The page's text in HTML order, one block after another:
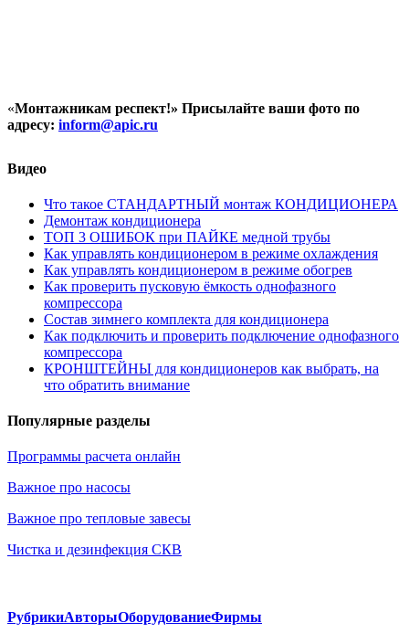
«Монтажникам респект!» Присылайте ваши фото по
адресу: inform@apic.ru
Видео
Что такое СТАНДАРТНЫЙ монтаж КОНДИЦИОНЕРА
Демонтаж кондиционера
ТОП 3 ОШИБОК при ПАЙКЕ медной трубы
Как управлять кондиционером в режиме охлаждения
Как управлять кондиционером в режиме обогрев
Как проверить пусковую ёмкость однофазного
компрессора
Состав зимнего комплекта для кондиционера
Как подключить и проверить подключение однофазного
компрессора
КРОНШТЕЙНЫ для кондиционеров как выбрать, на
что обратить внимание
Популярные разделы
Программы расчета онлайн
Важное про насосы
Важное про тепловые завесы
Чистка и дезинфекция СКВ
РубрикиАвторыОборудованиеФирмы